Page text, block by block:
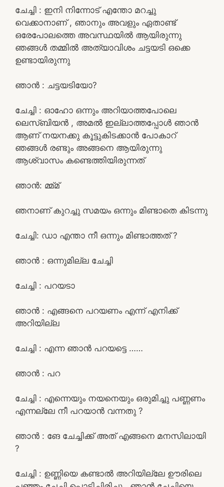
ചേച്ചി : ഇനി നിന്നോട് എന്തോ മറച്ചു
വെക്കാനാണ് , ഞാനും അവളും ഏതാണ്ട്
ഒരേപോലത്തെ അവസ്ഥയിൽ ആയിരുന്നു
ഞങ്ങൾ തമ്മിൽ അത്യാവിശം ചട്ടയടി ഒക്കെ
ഉണ്ടായിരുന്നു
ഞാൻ : ചട്ടയടിയോ?
ചേച്ചി : ഓഹോ ഒന്നും അറിയാത്തപോലെ
ലെസ്ബിയൻ , അമൽ ഇല്ലാത്തപ്പോൾ ഞാൻ
ആണ് നയനക്കു കൂട്ടുകിടക്കാൻ പോകാറ്
ഞങ്ങൾ രണ്ടും അങ്ങനെ ആയിരുന്നു
ആശ്വാസം കണ്ടെത്തിയിരുന്നത്
ഞാൻ: മ്മ്മ്
ഞനാണ് കുറച്ചു സമയം ഒന്നും മിണ്ടാതെ കിടന്നു
ചേച്ചി: ഡാ എന്താ നീ ഒന്നും മിണ്ടാത്തത് ?
ഞാൻ : ഒന്നുമില്ല ചേച്ചി
ചേച്ചി : പറയടാ
ഞാൻ : എങ്ങനെ പറയണം എന്ന് എനിക്ക്
അറിയില്ല
ചേച്ചി : എന്ന ഞാൻ പറയട്ടെ ……
ഞാൻ : പറ
ചേച്ചി : എന്നെയും നയനെയും ഒരുമിച്ചു പണ്ണണം
എന്നല്ലേ നീ പറയാൻ വന്നതു ?
ഞാൻ : ങേ ചേച്ചിക്ക് അത് എങ്ങനെ മനസിലായി
?
ചേച്ചി : ഉണ്ണിയെ കണ്ടാൽ അറിയില്ലേ ഊരിലെ